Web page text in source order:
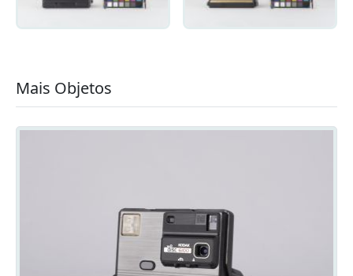
Mais Objetos